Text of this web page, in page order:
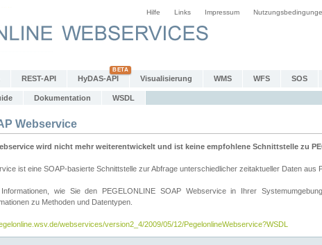
Hilfe Links Impressum
REST-API HyDAS-API Visualisierung WMS WFS SOS
Dokumentation WSDL
Webservice
wird nicht mehr weiterentwickelt und ist keine empfohlene Schnittstelle zu
ist eine SOAP-basierte Schnittstelle zur Abfrage unterschiedlicher zeitaktueller Daten aus
wie Sie den PEGELONLINE SOAP Webservice in Ihrer
zu Methoden und Datentypen.
webservices/version2_4/2009/05/12/PegelonlineWebservice?WSDL